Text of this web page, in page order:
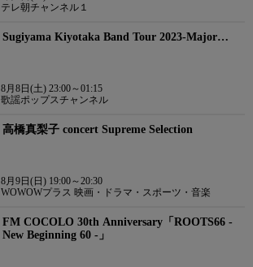
テレ朝チャンネル１
Sugiyama Kiyotaka Band Tour 2023-Major…
8月8日(土) 23:00～01:15
歌謡ポップスチャンネル
高橋真梨子 concert Supreme Selection
8月9日(日) 19:00～20:30
WOWOWプラス 映画・ドラマ・スポーツ・音楽
FM COCOLO 30th Anniversary「ROOTS66 -
New Beginning 60 -」